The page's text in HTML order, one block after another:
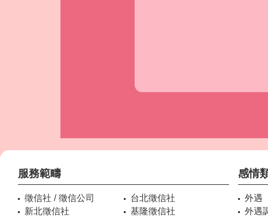
服務範疇
徵信社 / 徵信公司
台北徵信社
新北徵信社
基隆徵信社
感情
外遇
外遇